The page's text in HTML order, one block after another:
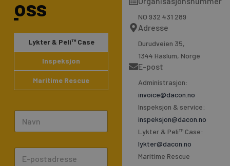
oss
Lykter & Peli™ Case
Inspeksjon
Maritime Rescue
a
b
o
o
-
f
e
d
u
NO 932 431 289
Adresse
Durudveien 35,
1344 Haslum, Norge
E-post
Administrasjon:
invoice@dacon.no
Inspeksjon & service:
inspeksjon@dacon.no
Lykter & Peli™ Case:
lykter@dacon.no
Maritime Rescue